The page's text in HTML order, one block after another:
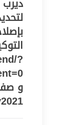
?
و